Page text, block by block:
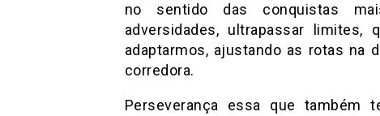
no sentido das conquistas
adversidades, ultrapassar limites,
adaptarmos, ajustando as rotas na
corredora.
Perseverança essa que também